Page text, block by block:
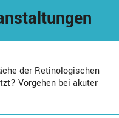
der Retinologischen
Vorgehen bei akuter